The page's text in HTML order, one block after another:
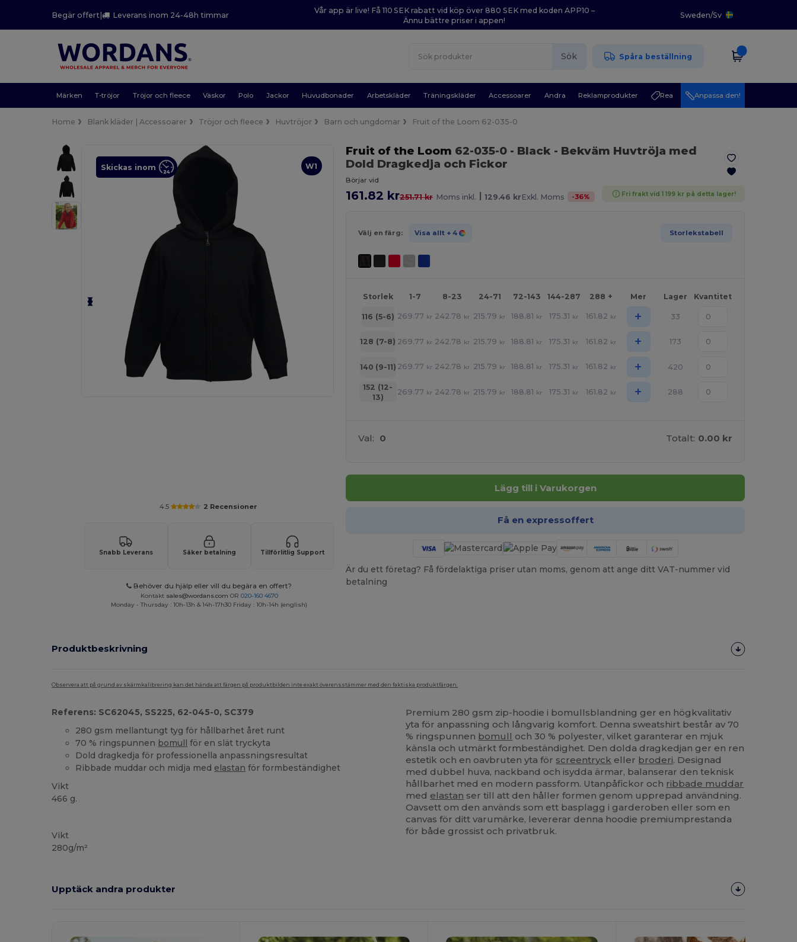
Begär offert| Leverans inom 24-48h timmar
Vår app är live! Få 110 SEK rabatt vid köp över 880 SEK med koden APP10 –
Ännu bättre priser i appen!
Sweden/Sv
Sök Spåra beställning
Märken T-tröjor Tröjor och fleece Väskor Polo Jackor Huvudbonader Arbetskläder Träningskläder Accessoarer Andra Reklamprodukter Rea Anpassa den!
Home Blank kläder | Accessoarer Tröjor och fleece Huvtröjor Barn och ungdomar Fruit of the Loom 62-035-0
W1
Skickas inom
4.5 2 Recensioner
Snabb Leverans Säker betalning Tillförlitlig Support
Behöver du hjälp eller vill du begära en offert?
Kontakt sales@wordans.com OR 020-160 4670
Monday - Thursday : 10h-13h & 14h-17h30 Friday : 10h-14h (english)
Fruit of the Loom 62-035-0 - Black- Bekväm Huvtröja med
Dold Dragkedja och Fickor
Börjar vid
161.82 kr251.71 kr Moms inkl. | 129.46 kr Exkl. Moms -36% Fri frakt vid 1 199 kr på detta lager!
Välj en färg: Visa allt + 4 Storlekstabell
Storlek 1-7 8-23 24-71 72-143 144-287 288 + Mer Lager Kvantitet
116 (5-6) 269.77 kr 242.78 kr 215.79 kr 188.81 kr 175.31 kr 161.82 kr + 33
128 (7-8) 269.77 kr 242.78 kr 215.79 kr 188.81 kr 175.31 kr 161.82 kr + 173
140 (9-11) 269.77 kr 242.78 kr 215.79 kr 188.81 kr 175.31 kr 161.82 kr + 420
152 (12-
13)
269.77 kr 242.78 kr 215.79 kr 188.81 kr 175.31 kr 161.82 kr + 288
Val: 0 Totalt: 0.00 kr
Lägg till i Varukorgen
Få en expressoffert
Är du ett företag? Få fördelaktiga priser utan moms, genom att ange ditt VAT-nummer vid
betalning
Produktbeskrivning
Observera att på grund av skärmkalibrering kan det hända att färgen på produktbilden inte exakt överensstämmer med den faktiska produktfärgen.
Referens: SC62045, SS225, 62-045-0, SC379
280 gsm mellantungt tyg för hållbarhet året runt
70 % ringspunnen bomull för en slät tryckyta
Dold dragkedja för professionella anpassningsresultat
Ribbade muddar och midja med elastan för formbeständighet
Vikt
466 g.
Vikt
280g/m²
Premium 280 gsm zip-hoodie i bomullsblandning ger en högkvalitativ
yta för anpassning och långvarig komfort. Denna sweatshirt består av 70
% ringspunnen bomull och 30 % polyester, vilket garanterar en mjuk
känsla och utmärkt formbeständighet. Den dolda dragkedjan ger en ren
estetik och en oavbruten yta för screentryck eller broderi. Designad
med dubbel huva, nackband och isydda ärmar, balanserar den teknisk
hållbarhet med en modern passform. Utanpåfickor och ribbade muddar
med elastan ser till att den håller formen genom upprepad användning.
Oavsett om den används som ett basplagg i garderoben eller som en
canvas för ditt varumärke, levererar denna hoodie premiumprestanda
för både grossist och privatbruk.
Upptäck andra produkter
Anpassa